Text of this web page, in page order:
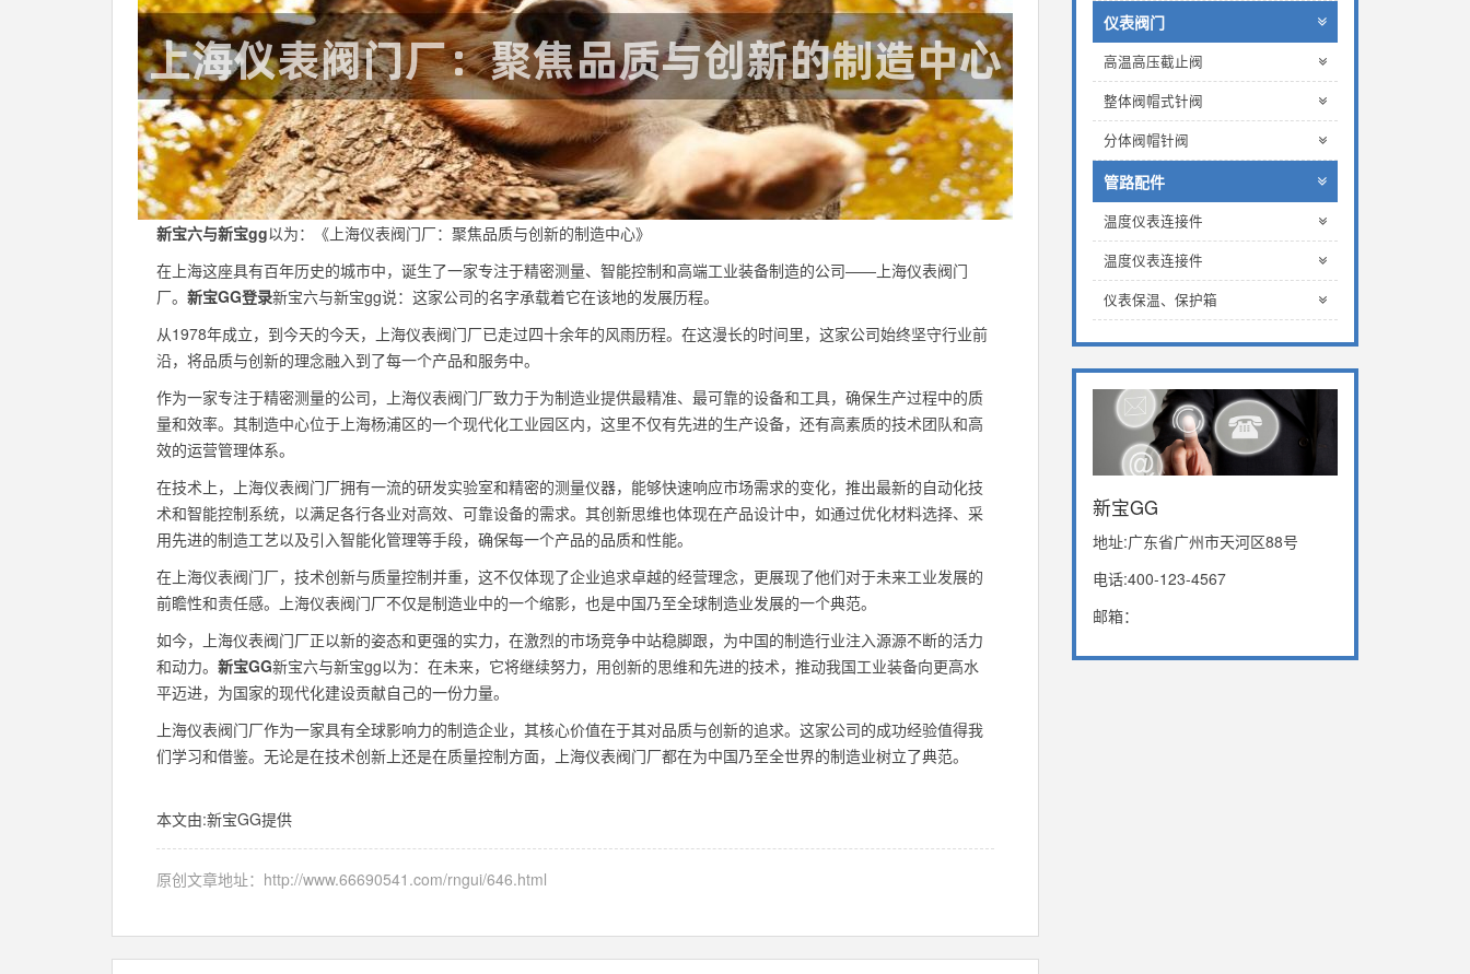
新宝六与新宝gg以为：《上海仪表阀门厂：聚焦品质与创新的制造中心》
在上海这座具有百年历史的城市中，诞生了一家专注于精密测量、智能控制和高端工业装备制造的公司——上海仪表阀门
厂。 新宝GG登录新宝六与新宝gg说：这家公司的名字承载着它在该地的发展历程。
从1978年成立，到今天的今天，上海仪表阀门厂已走过四十余年的风雨历程。在这漫长的时间里，这家公司始终坚守行业前
沿，将品质与创新的理念融入到了每一个产品和服务中。
作为一家专注于精密测量的公司，上海仪表阀门厂致力于为制造业提供最精准、最可靠的设备和工具，确保生产过程中的质
量和效率。其制造中心位于上海杨浦区的一个现代化工业园区内，这里不仅有先进的生产设备，还有高素质的技术团队和高
效的运营管理体系。
在技术上，上海仪表阀门厂拥有一流的研发实验室和精密的测量仪器，能够快速响应市场需求的变化，推出最新的自动化技
术和智能控制系统，以满足各行各业对高效、可靠设备的需求。其创新思维也体现在产品设计中，如通过优化材料选择、采
用先进的制造工艺以及引入智能化管理等手段，确保每一个产品的品质和性能。
在上海仪表阀门厂，技术创新与质量控制并重，这不仅体现了企业追求卓越的经营理念，更展现了他们对于未来工业发展的
前瞻性和责任感。上海仪表阀门厂不仅是制造业中的一个缩影，也是中国乃至全球制造业发展的一个典范。
如今，上海仪表阀门厂正以新的姿态和更强的实力，在激烈的市场竞争中站稳脚跟，为中国的制造行业注入源源不断的活力
和动力。 新宝GG新宝六与新宝gg以为：在未来，它将继续努力，用创新的思维和先进的技术，推动我国工业装备向更高水
平迈进，为国家的现代化建设贡献自己的一份力量。
上海仪表阀门厂作为一家具有全球影响力的制造企业，其核心价值在于其对品质与创新的追求。这家公司的成功经验值得我
们学习和借鉴。无论是在技术创新上还是在质量控制方面，上海仪表阀门厂都在为中国乃至全世界的制造业树立了典范。
本文由:新宝GG提供
原创文章地址： http://www.66690541.com/rngui/646.html
仪表阀门
高温高压截止阀
整体阀帽式针阀
分体阀帽针阀
管路配件
温度仪表连接件
温度仪表连接件
仪表保温、保护箱
新宝GG
地址:广东省广州市天河区88号
电话:400-123-4567
邮箱：